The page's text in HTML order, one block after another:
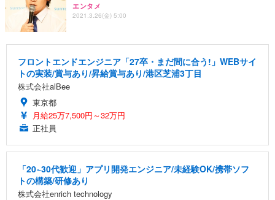
エンタメ
2021.3.26(金) 5:00
フロントエンドエンジニア「27卒・まだ間に合う!」WEBサイ
トの実装/賞与あり/昇給賞与あり/港区芝浦3丁目
株式会社alBee
東京都
月給25万7,500円～32万円
正社員
「20~30代歓迎」アプリ開発エンジニア/未経験OK/携帯ソフ
トの構築/研修あり
株式会社enrich technology